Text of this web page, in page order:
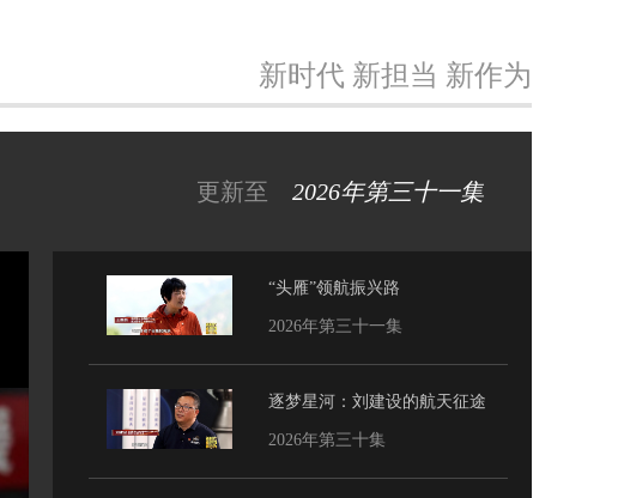
新时代 新担当 新作为
更新至 2026年第三十一集
“头雁”领航振兴路
2026年第三十一集
逐梦星河：刘建设的航天征途
2026年第三十集